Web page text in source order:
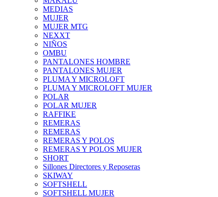
MEDIAS
MUJER
MUJER MTG
NEXXT
NIÑOS
OMBU
PANTALONES HOMBRE
PANTALONES MUJER
PLUMA Y MICROLOFT
PLUMA Y MICROLOFT MUJER
POLAR
POLAR MUJER
RAFFIKE
REMERAS
REMERAS
REMERAS Y POLOS
REMERAS Y POLOS MUJER
SHORT
Sillones Directores y Reposeras
SKIWAY
SOFTSHELL
SOFTSHELL MUJER